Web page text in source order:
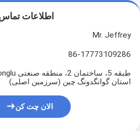
نمایش VR
درباره ما
کارخانه تور
اطلاعات
Mr. Jeffrey
86-17773109286
استان گوانگدونگ چین (سرزمین اصلی)
الان چت کن